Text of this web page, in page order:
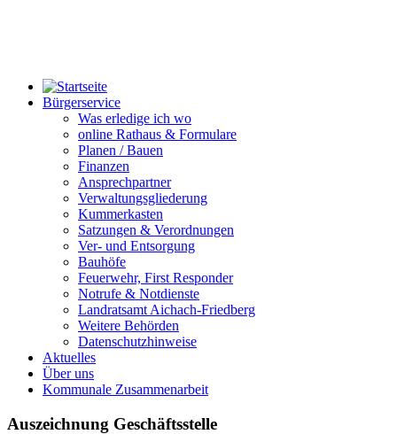
Bürgerservice
Was erledige ich wo
online Rathaus & Formulare
Planen / Bauen
Finanzen
Ansprechpartner
Verwaltungsgliederung
Kummerkasten
Satzungen & Verordnungen
Ver- und Entsorgung
Bauhöfe
Feuerwehr, First Responder
Notrufe & Notdienste
Landratsamt Aichach-Friedberg
Weitere Behörden
Datenschutzhinweise
Aktuelles
Über uns
Kommunale Zusammenarbeit
Auszeichnung Geschäftsstelle